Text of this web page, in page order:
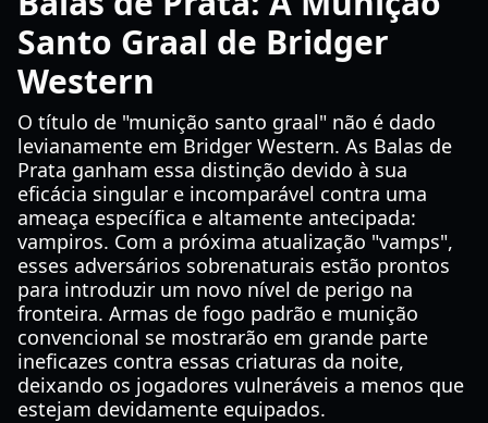
Santo Graal de Bridger
Western
O título de "munição santo graal" não é dado
levianamente em Bridger Western. As Balas de
Prata ganham essa distinção devido à sua
eficácia singular e incomparável contra uma
ameaça específica e altamente antecipada:
vampiros. Com a próxima atualização "vamps",
esses adversários sobrenaturais estão prontos
para introduzir um novo nível de perigo na
fronteira. Armas de fogo padrão e munição
convencional se mostrarão em grande parte
ineficazes contra essas criaturas da noite,
deixando os jogadores vulneráveis a menos que
estejam devidamente equipados.